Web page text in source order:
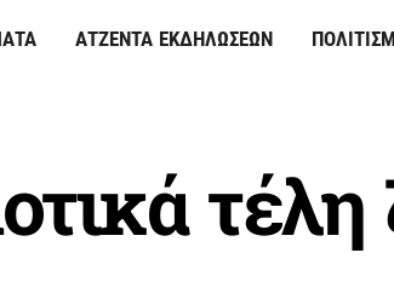
ΑΤΖΕΝΤΑ ΕΚΔΗΛΩΣΕΩΝ
τέλη